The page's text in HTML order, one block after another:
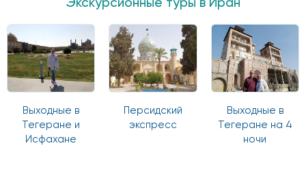
Экскурсионные туры в Иран
Выходные в
Тегеране и
Исфахане
Персидский
экспресс
Выходные в
Тегеране на 4
ночи